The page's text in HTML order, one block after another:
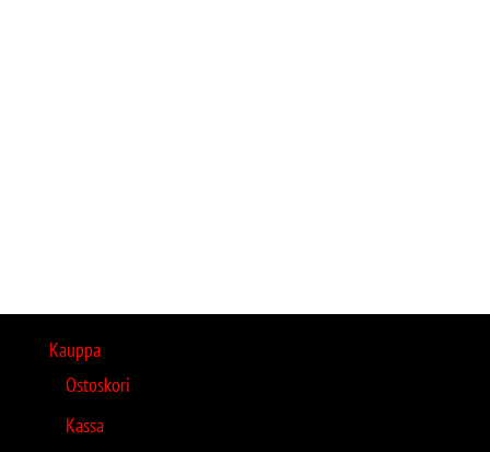
Kauppa
Ostoskori
Kassa